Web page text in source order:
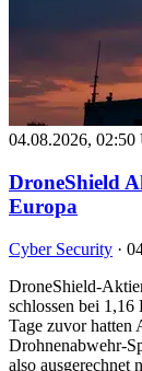
04.08.2026, 02:50
DroneShield
Europa
Cyber Security ·
DroneShield-
schlossen bei
Tage zuvor hatten
Drohnenabwehr-
also ausgerechnet